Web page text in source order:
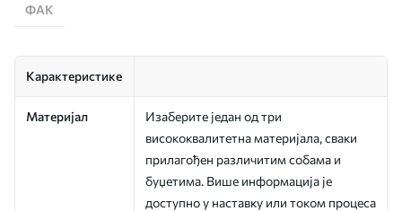
ФАК
Карактеристике
Материјал
Изаберите један од три
висококвалитетна материјала, сваки
прилагођен различитим собама и
буџетима. Више информација је
доступно у наставку или током процеса